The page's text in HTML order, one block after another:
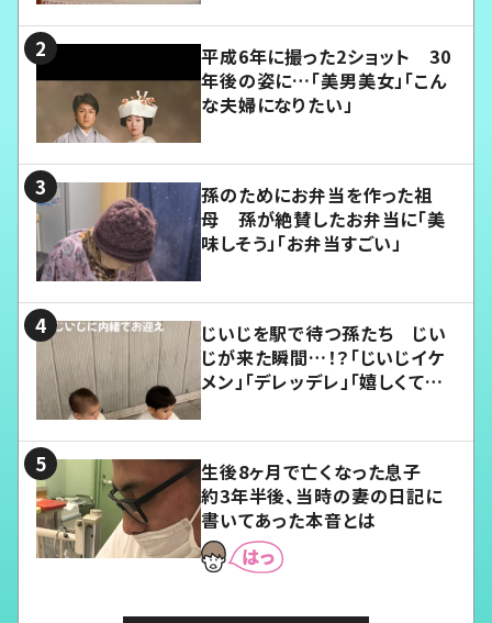
平成6年に撮った2ショット 30
年後の姿に…「美男美女」「こん
な夫婦になりたい」
孫のためにお弁当を作った祖
母 孫が絶賛したお弁当に「美
味しそう」「お弁当すごい」
じいじを駅で待つ孫たち じい
じが来た瞬間…！？「じいじイケ
メン」「デレッデレ」「嬉しくて可
生後8ヶ月で亡くなった息子
約3年半後、当時の妻の日記に
書いてあった本音とは